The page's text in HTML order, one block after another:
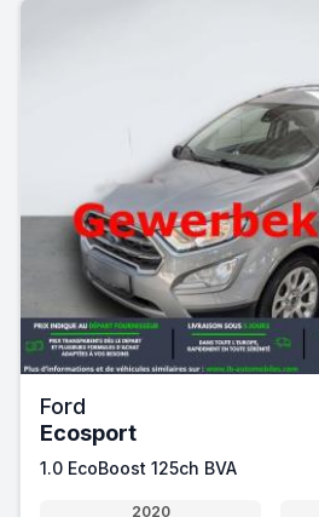
Ford
Ecosport
1.0 EcoBoost 125ch BVA
2020